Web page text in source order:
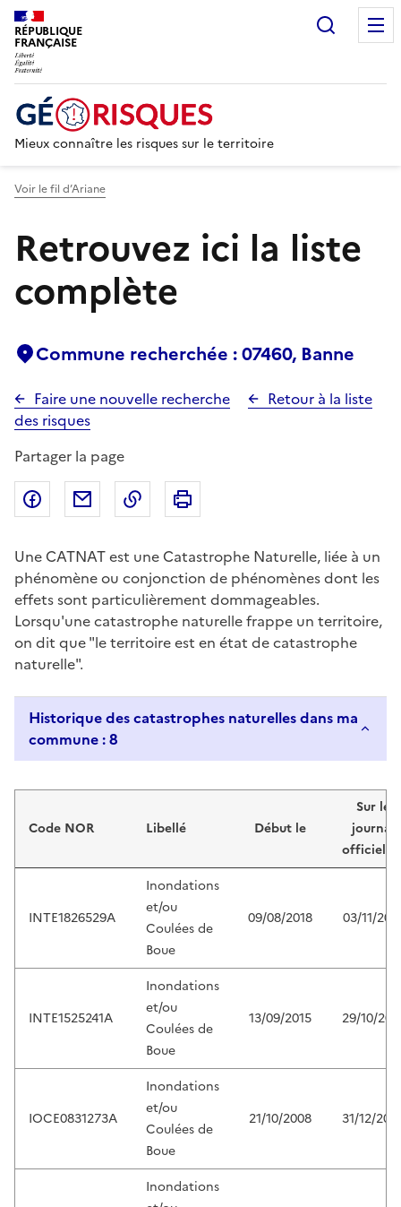
RÉPUBLIQUE
FRANÇAISE
Mieux connaître les risques sur le territoire
Voir le fil d’Ariane
Retrouvez ici la liste
complète
Commune recherchée : 07460, Banne
Faire une nouvelle recherche
Retour à la liste
des risques
Partager la page
Partager sur Facebook
Partager par emailCopier dans le presse-papier
Une CATNAT est une Catastrophe Naturelle, liée à un
phénomène ou conjonction de phénomènes dont les
effets sont particulièrement dommageables.
Lorsqu'une catastrophe naturelle frappe un territoire,
on dit que "le territoire est en état de catastrophe
naturelle".
Historique des catastrophes naturelles dans ma
commune : 8
Code NOR Libellé Début le
Sur le
journal
officiel
INTE1826529A
Inondations
et/ou
Coulées de
Boue
09/08/2018 03/11/
INTE1525241A
Inondations
et/ou
Coulées de
Boue
13/09/2015 29/10/
IOCE0831273A
Inondations
et/ou
Coulées de
Boue
21/10/2008 31/12/
Inondations